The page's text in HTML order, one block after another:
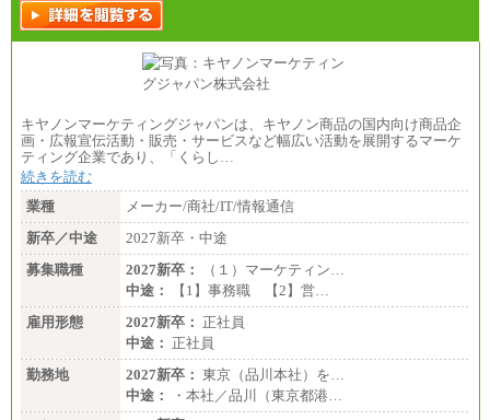
キヤノンマーケティングジャパンは、キヤノン商品の国内向け商品企
画・広報宣伝活動・販売・サービスなど幅広い活動を展開するマーケ
ティング企業であり、「くらし…
続きを読む
業種
メーカー/商社/IT/情報通信
新卒／中途
2027新卒・中途
募集職種
2027新卒：
（１）マーケティン…
中途：
【1】事務職 【2】営…
雇用形態
2027新卒： 正社員
中途： 正社員
勤務地
2027新卒： 東京（品川本社）を…
中途：
・本社／品川（東京都港…